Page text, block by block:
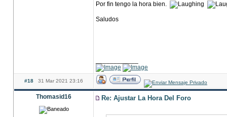
Por fin tengo la hora bien.
Saludos
#18 31 Mar 2021 23:16
Thomasid16 Re: Ajustar La Hora Del Foro